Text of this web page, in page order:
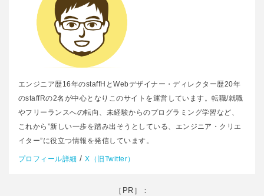
エンジニア歴16年のstaffHとWebデザイナー・ディレクター歴20年
のstaffRの2名が中心となりこのサイトを運営しています。転職/就職
やフリーランスへの転向、未経験からのプログラミング学習など、
これから”新しい一歩を踏み出そうとしている、エンジニア・クリエ
イター”に役立つ情報を発信しています。
プロフィール詳細 /X（旧Twitter）
［PR］：